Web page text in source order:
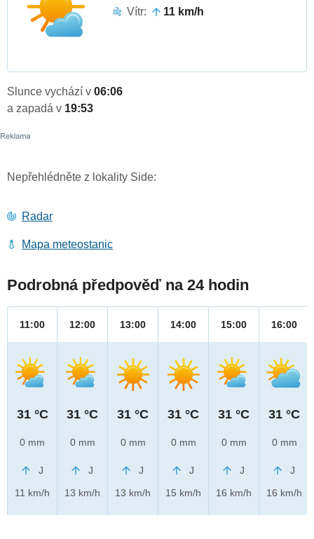
Vítr: 11 km/h
Slunce vychází v 06:06
a zapadá v 19:53
Nepřehlédněte z lokality Side:
Radar
Mapa meteostanic
Podrobná předpověď na 24 hodin
11:00
31 °C
0 mm
J
11 km/h
12:00
31 °C
0 mm
J
13 km/h
13:00
31 °C
0 mm
J
13 km/h
14:00
31 °C
0 mm
J
15 km/h
15:00
31 °C
0 mm
J
16 km/h
16:00
31 °C
0 mm
J
16 km/h